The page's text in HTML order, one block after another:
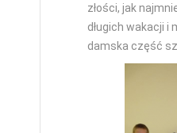
złości, jak
długich wakacji i
damska część